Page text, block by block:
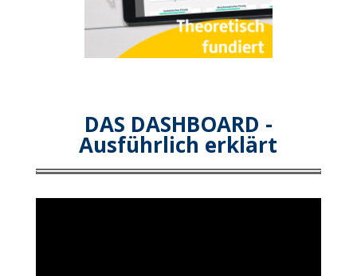
DAS DASHBOARD -
Ausführlich erklärt